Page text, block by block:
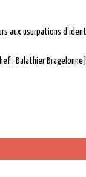
aux usurpations
: Balathier